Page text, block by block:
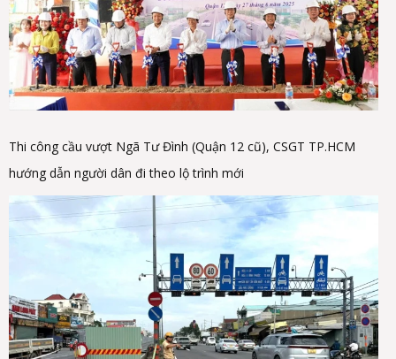
Thi công cầu vượt Ngã Tư Đình (Quận 12 cũ), CSGT TP.HCM
hướng dẫn người dân đi theo lộ trình mới